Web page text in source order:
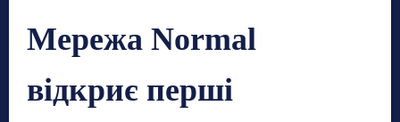
Мережа Normal
відкриє перші